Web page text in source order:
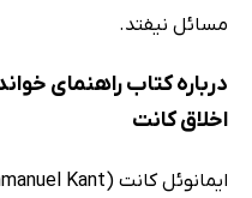
مسائل نیفتد.
درباره کتاب راهنمای
اخلاق کانت